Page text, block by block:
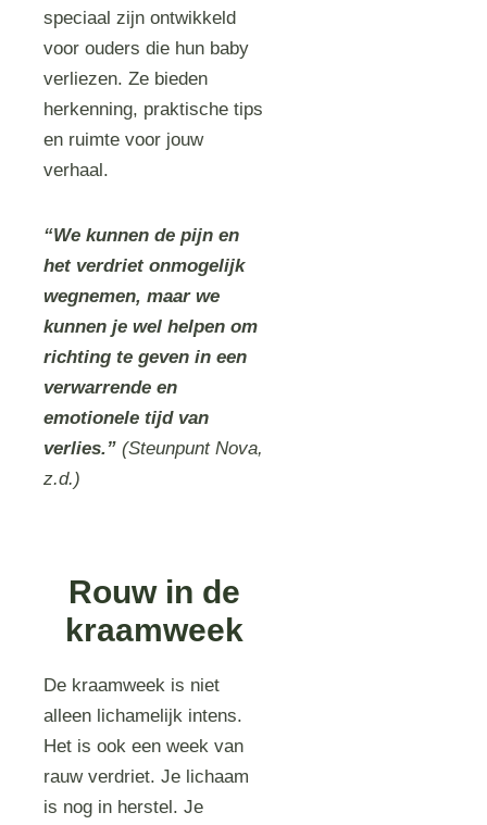
speciaal zijn ontwikkeld
voor ouders die hun baby
verliezen. Ze bieden
herkenning, praktische tips
en ruimte voor jouw
verhaal.
“We kunnen de pijn en
het verdriet onmogelijk
wegnemen, maar we
kunnen je wel helpen om
richting te geven in een
verwarrende en
emotionele tijd van
verlies.” (Steunpunt Nova,
z.d.)
Rouw in de
kraamweek
De kraamweek is niet
alleen lichamelijk intens.
Het is ook een week van
rauw verdriet. Je lichaam
is nog in herstel. Je